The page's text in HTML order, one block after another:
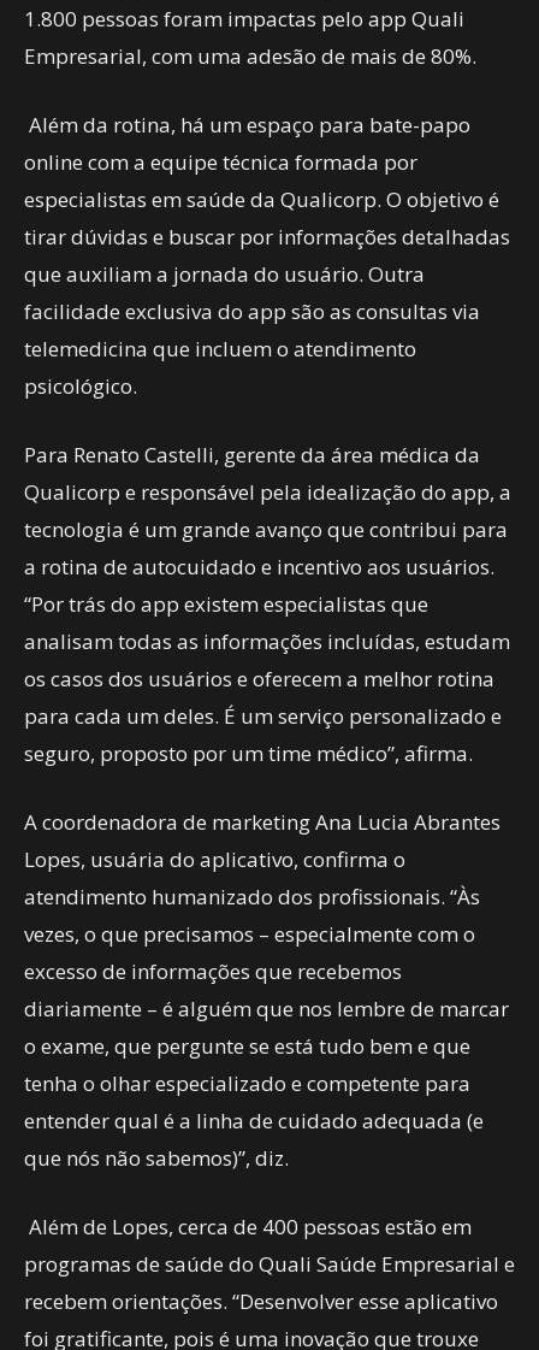
1.800 pessoas foram impactas pelo app Quali
Empresarial, com uma adesão de mais de 80%.
Além da rotina, há um espaço para bate-papo
online com a equipe técnica formada por
especialistas em saúde da Qualicorp. O objetivo é
tirar dúvidas e buscar por informações detalhadas
que auxiliam a jornada do usuário. Outra
facilidade exclusiva do app são as consultas via
telemedicina que incluem o atendimento
psicológico.
Para Renato Castelli, gerente da área médica da
Qualicorp e responsável pela idealização do app, a
tecnologia é um grande avanço que contribui para
a rotina de autocuidado e incentivo aos usuários.
“Por trás do app existem especialistas que
analisam todas as informações incluídas, estudam
os casos dos usuários e oferecem a melhor rotina
para cada um deles. É um serviço personalizado e
seguro, proposto por um time médico”, afirma.
A coordenadora de marketing Ana Lucia Abrantes
Lopes, usuária do aplicativo, confirma o
atendimento humanizado dos profissionais. “Às
vezes, o que precisamos – especialmente com o
excesso de informações que recebemos
diariamente – é alguém que nos lembre de marcar
o exame, que pergunte se está tudo bem e que
tenha o olhar especializado e competente para
entender qual é a linha de cuidado adequada (e
que nós não sabemos)”, diz.
Além de Lopes, cerca de 400 pessoas estão em
programas de saúde do Quali Saúde Empresarial e
recebem orientações. “Desenvolver esse aplicativo
foi gratificante, pois é uma inovação que trouxe